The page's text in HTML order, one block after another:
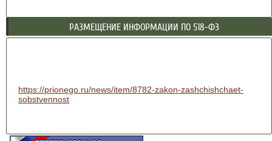
РАЗМЕЩЕНИЕ ИНФОРМАЦИИ ПО 518-ФЗ
https://prionego.ru/news/item/8782-zakon-zashchishchaet-
sobstvennost